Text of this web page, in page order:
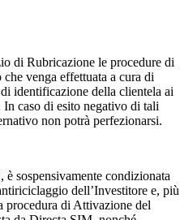
di Rubricazione le procedure di
venga effettuata a cura di
identificazione della clientela ai
caso di esito negativo di tali
non potrà perfezionarsi.
sospensivamente condizionata
dell’Investitore e, più
procedura di Attivazione del